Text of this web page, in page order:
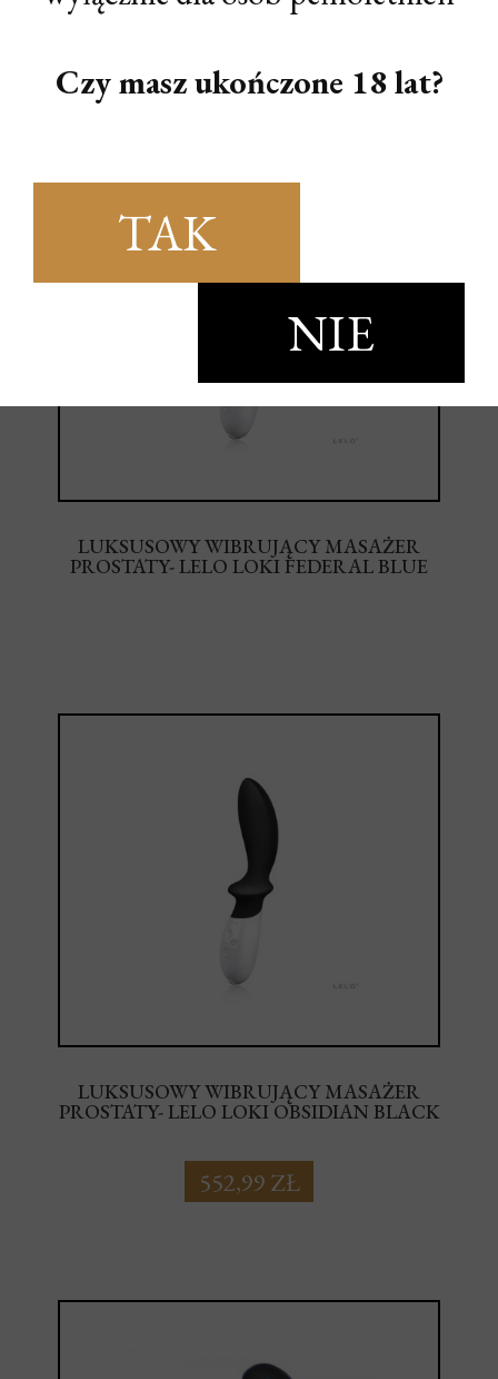
Czy masz ukończone 18 lat?
TAK
NIE
XPANDER X3 MEDIUM
LUKSUSOWY WIBRUJĄCY MASAŻER
PROSTATY- LELO LOKI FEDERAL BLUE
LUKSUSOWY WIBRUJĄCY MASAŻER
PROSTATY- LELO LOKI OBSIDIAN BLACK
552,99 ZŁ